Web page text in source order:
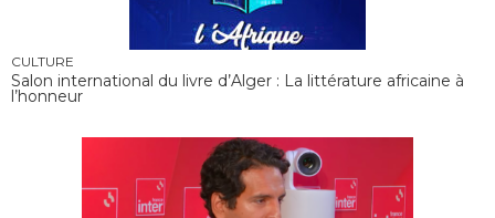
CULTURE
Salon international du livre d’Alger : La littérature africaine à
l’honneur